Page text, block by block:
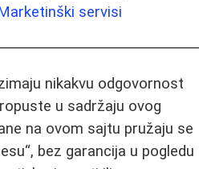
servisi
nikakvu odgovornost
u sadržaju ovog
na ovom sajtu pružaju se
bez garancija u pogledu